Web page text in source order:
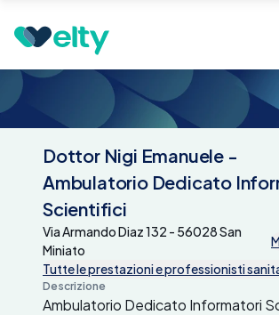
Dottor Nigi Emanuele -
Ambulatorio Dedicato
Scientifici
Via Armando Diaz 132 - 56028 San
Miniato
Tutte le prestazioni e professionisti
Descrizione
Ambulatorio Dedicato Informatori